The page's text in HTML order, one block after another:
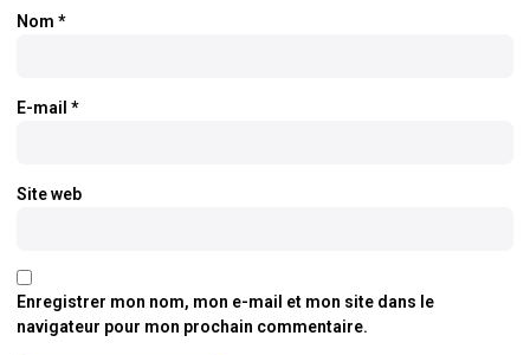
Nom *
E-mail *
Site web
Enregistrer mon nom, mon e-mail et mon site dans le
navigateur pour mon prochain commentaire.